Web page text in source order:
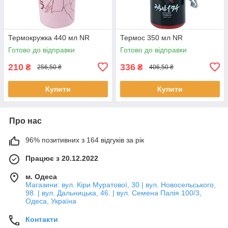
Термокружка 440 мл NR
Готово до відправки
210 ₴ 256,50 ₴
Купити
Термос 350 мл NR
Готово до відправки
336 ₴ 406,50 ₴
Купити
Про нас
96% позитивних з 164 відгуків за рік
Працює з 20.12.2022
м. Одеса
Магазини: вул. Кіри Муратової, 30 | вул. Новосельського,
98. | вул. Дальницька, 46. | вул. Семена Палія 100/3,
Одеса, Україна
Контакти